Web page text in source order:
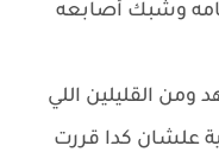
وشبك أصابعه
القليلين اللي
علشان كدا قررت